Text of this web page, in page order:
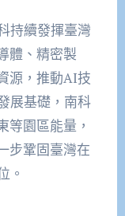
持續發揮臺灣
體、精密製
源，推動AI技
展基礎，南科
等園區能量，
步鞏固臺灣在
。